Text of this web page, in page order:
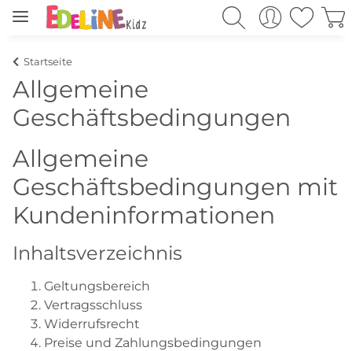
Startseite
Allgemeine
Geschäftsbedingungen
Allgemeine
Geschäftsbedingungen mit
Kundeninformationen
Inhaltsverzeichnis
Geltungsbereich
Vertragsschluss
Widerrufsrecht
Preise und Zahlungsbedingungen